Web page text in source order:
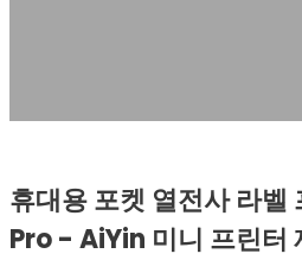
휴대용 포켓 열전사 라
Pro - AiYin 미니 프린터